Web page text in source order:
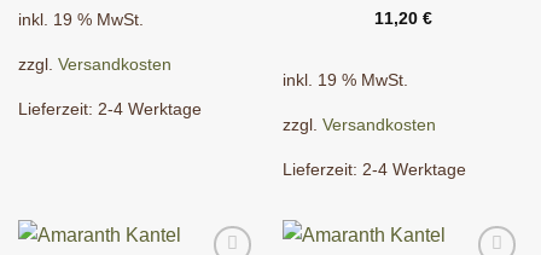
inkl. 19 % MwSt.
zzgl. Versandkosten
Lieferzeit: 2-4 Werktage
11,20 €
inkl. 19 % MwSt.
zzgl. Versandkosten
Lieferzeit: 2-4 Werktage